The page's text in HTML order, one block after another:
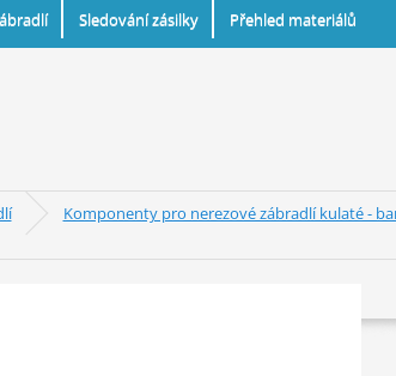
Sledování zásilky Přehled materiálů
Komponenty pro nerezové zábradlí kulaté -